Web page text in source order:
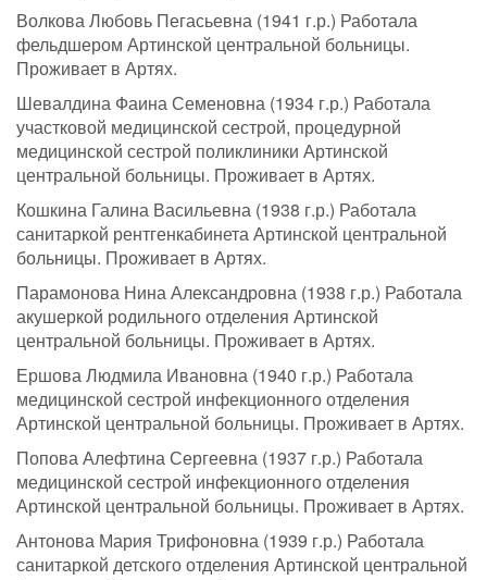
Волкова Любовь Пегасьевна (1941 г.р.) Работала
фельдшером Артинской центральной больницы.
Проживает в Артях.
Шевалдина Фаина Семеновна (1934 г.р.) Работала
участковой медицинской сестрой, процедурной
медицинской сестрой поликлиники Артинской
центральной больницы. Проживает в Артях.
Кошкина Галина Васильевна (1938 г.р.) Работала
санитаркой рентгенкабинета Артинской центральной
больницы. Проживает в Артях.
Парамонова Нина Александровна (1938 г.р.) Работала
акушеркой родильного отделения Артинской
центральной больницы. Проживает в Артях.
Ершова Людмила Ивановна (1940 г.р.) Работала
медицинской сестрой инфекционного отделения
Артинской центральной больницы. Проживает в Артях.
Попова Алефтина Сергеевна (1937 г.р.) Работала
медицинской сестрой инфекционного отделения
Артинской центральной больницы. Проживает в Артях.
Антонова Мария Трифоновна (1939 г.р.) Работала
санитаркой детского отделения Артинской центральной